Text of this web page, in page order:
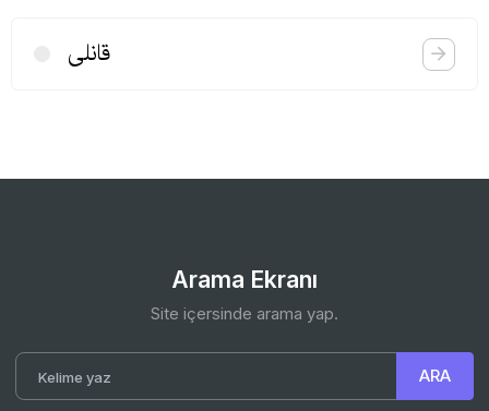
قانلی
Arama Ekranı
Site içersinde arama yap.